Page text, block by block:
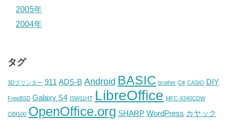
2005年
2004年
タグ
3Dプリンター 911 ADS-B Android BASIC brother C# CASIO DIY
FreeBSD Galaxy S4 ISW11HT LibreOffice MFC-9340CDW
OBI100 OpenOffice.org SHARP WordPress カヤック